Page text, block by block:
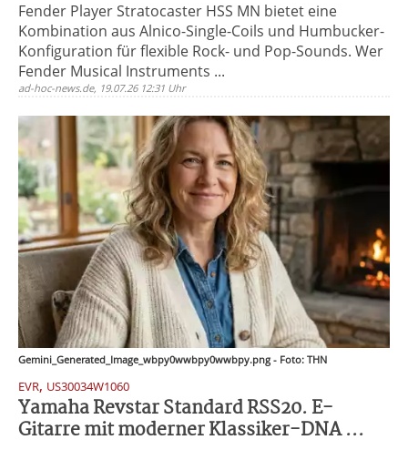
Fender Player Stratocaster HSS MN bietet eine
Kombination aus Alnico-Single-Coils und Humbucker-
Konfiguration für flexible Rock- und Pop-Sounds. Wer
Fender Musical Instruments ...
ad-hoc-news.de, 19.07.26 12:31 Uhr
Gemini_Generated_Image_wbpy0wwbpy0wwbpy.png - Foto: THN
EVR, US30034W1060
Yamaha Revstar Standard RSS20. E-
Gitarre mit moderner Klassiker-DNA ...